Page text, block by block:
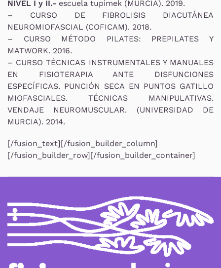
NIVEL I y II.- escuela tupimek (MURCIA). 2019.
– CURSO DE FIBROLISIS DIACUTÁNEA
NEUROMIOFASCIAL (COFICAM). 2018.
– CURSO MÉTODO PILATES: PREPILATES Y
MATWORK. 2016.
– CURSO TÉCNICAS INSTRUMENTALES Y MANUALES
EN FISIOTERAPIA ANTE DISFUNCIONES
ESPECÍFICAS. PUNCIÓN SECA EN PUNTOS GATILLO
MIOFASCIALES. TÉCNICAS MANIPULATIVAS.
VENDAJE NEUROMUSCULAR. (UNIVERSIDAD DE
MURCIA). 2014.
[/fusion_text][/fusion_builder_column]
[/fusion_builder_row][/fusion_builder_container]